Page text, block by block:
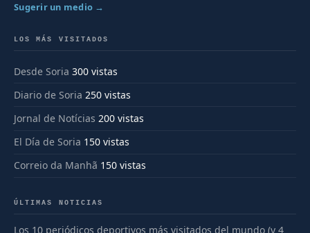
Sugerir un medio →
LOS MÁS VISITADOS
Desde Soria 300 vistas
Diario de Soria 250 vistas
Jornal de Notícias 200 vistas
El Día de Soria 150 vistas
Correio da Manhã 150 vistas
ÚLTIMAS NOTICIAS
Los 10 periódicos deportivos más visitados del mundo (y 4